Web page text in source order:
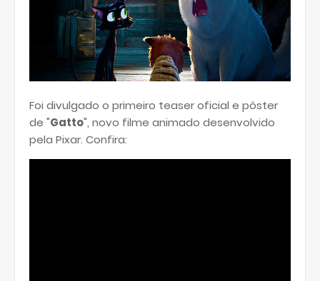
Foi divulgado o primeiro teaser oficial e pôster
de "Gatto", novo filme animado desenvolvido
pela Pixar. Confira: